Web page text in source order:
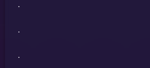
.
.
.